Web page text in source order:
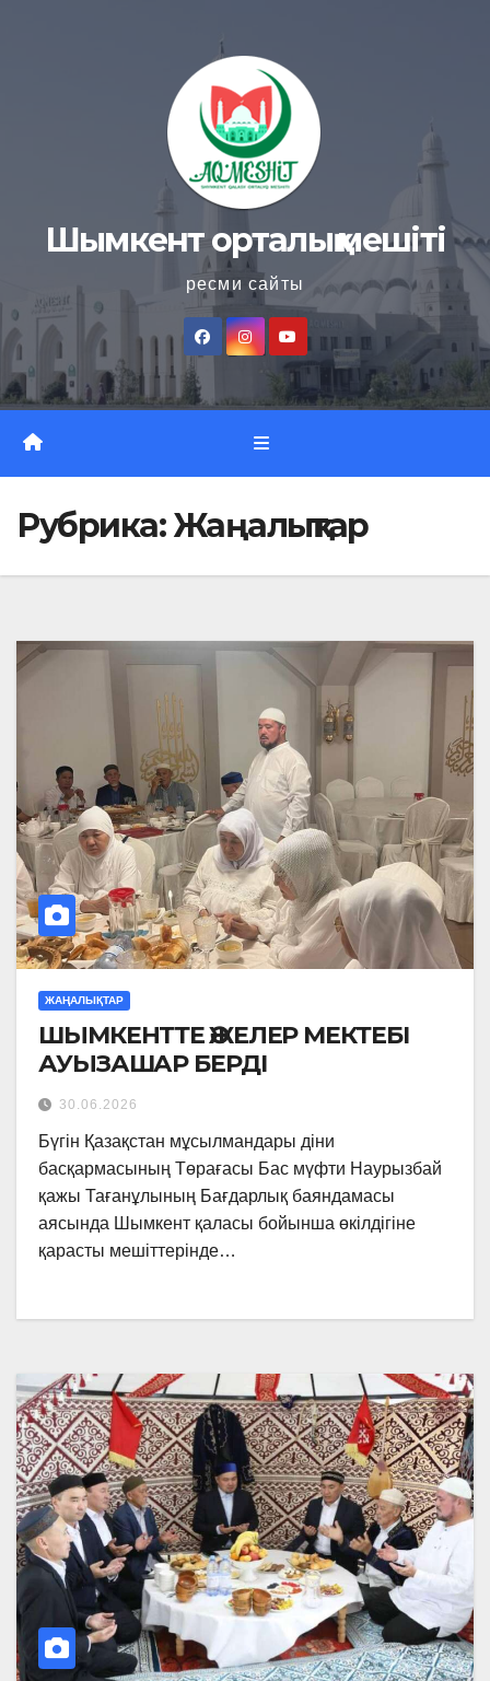
Шымкент орталық мешіті
ресми сайты
Рубрика:Жаңалықтар
ЖАҢАЛЫҚТАР
ШЫМКЕНТТЕ ӘЖЕЛЕР МЕКТЕБІ
АУЫЗАШАР БЕРДІ
30.06.2026
Бүгін Қазақстан мұсылмандары діни
басқармасының Төрағасы Бас мүфти Наурызбай
қажы Тағанұлының Бағдарлық баяндамасы
аясында Шымкент қаласы бойынша өкілдігіне
қарасты мешіттерінде…